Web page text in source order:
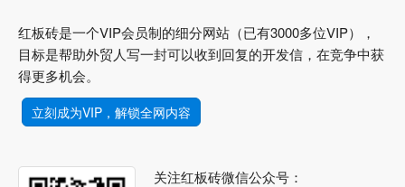
红板砖是一个VIP会员制的细分网站（已有3000多位VIP），
目标是帮助外贸人写一封可以收到回复的开发信，在竞争中获
得更多机会。
立刻成为VIP，解锁全网内容
关注红板砖微信公众号：